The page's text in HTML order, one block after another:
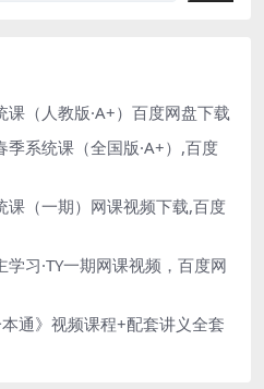
（人教版·A+）百度网盘下载
系统课（全国版·A+）,百度
（一期）网课视频下载,百度
习·TY一期网课视频，百度网
通》视频课程+配套讲义全套